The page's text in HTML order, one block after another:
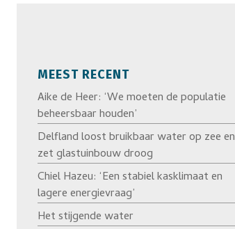
MEEST RECENT
Aike de Heer: ‘We moeten de populatie
beheersbaar houden’
Delfland loost bruikbaar water op zee en
zet glastuinbouw droog
Chiel Hazeu: ‘Een stabiel kasklimaat en
lagere energievraag’
Het stijgende water